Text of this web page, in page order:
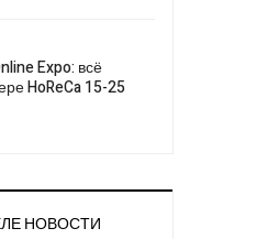
Expo: всё
HoReCa 15-25
НОВОСТИ